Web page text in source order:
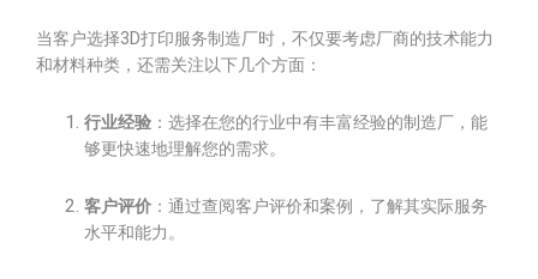
当客户选择3D打印服务制造厂时，不仅要考虑厂商的技术能力
和材料种类，还需关注以下几个方面：
行业经验 ：选择在您的行业中有丰富经验的制造厂，能
够更快速地理解您的需求。
客户评价 ：通过查阅客户评价和案例，了解其实际服务
水平和能力。